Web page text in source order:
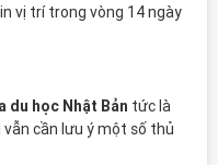
vị trí trong vòng 14 ngày
du học Nhật Bản tức là
cần lưu ý một số thủ